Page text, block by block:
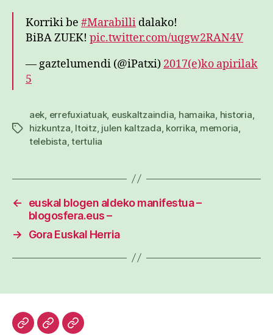
Korriki be #Marabilli dalako!
BiBA ZUEK! pic.twitter.com/uqgw2RAN4V
— gaztelumendi (@iPatxi) 2017(e)ko apirilak
5
Etiketak
aek, errefuxiatuak, euskaltzaindia, hamaika, historia,
hizkuntza, Itoitz, julen kaltzada, korrika, memoria,
telebista,tertulia
←
euskal blogen aldeko manifestua –
blogosfera.eus –
→
Gora Euskal Herria
HasieraKazetari
Patxi